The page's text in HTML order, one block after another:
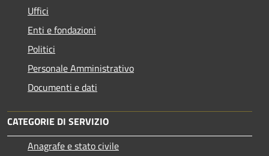
Uffici
Enti e fondazioni
Politici
Personale Amministrativo
Documenti e dati
CATEGORIE DI SERVIZIO
Anagrafe e stato civile